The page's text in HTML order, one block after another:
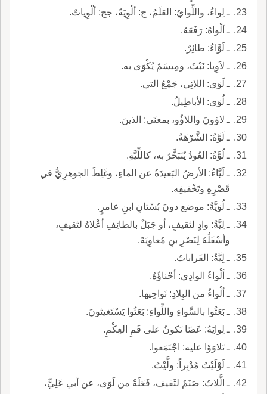
ـ لِواءُ، واللِّوايُ: العَلَمُ، ج: ألْوِيَةٌ، جج: ألْوِياتٌ.
ـ ألْواهُ: رَفَعَهُ.
ـ لَوَّاءُ: طائِرٌ.
ـ لاَوِيا: نَبْتٌ، ومِيسَمٌ يُكْوَى به.
ـ لَوَى: اللاتِي، جَمْعُ التي.
ـ لُوَى: الأباطِيلُ.
ـ لاؤونَ واللاؤُو، بمعنَى: الذينَ.
ـ لَوَّةُ: الشَّرْهَةُ.
ـ لُوَّةُ: العُودُ يُتَبَخَّرُ به، كاللِّيَّةِ.
ـ لَيَّاءُ: الأرضُ البَعيدَةُ عن الماءِ، وغَلِطَ الجوهرِيُّ في
قَصْرِهِ وتَخْفيفِه.
ـ لُوَيَّةُ: موضع دونَ بُسْتانِ ابنِ عامرٍ.
ـ لِيَّةُ: وادٍ لثقيفٍ، أو جَبَلٌ بالطائِفِ أعْلاهُ لثقيفٍ،
وأسْفَلُهُ لِنَصْرِ بنِ مُعاوِيَةَ.
ـ لِيَّةُ: القَراباتُ.
ـ ألْواءُ الوادِي: أحْناؤُهُ.
ـ ألْواءُ من البِلادِ: نَواحِيها.
ـ بَعَثُوا بالسِّواءِ واللِّواءِ: بَعَثُوا يَسْتَغيثونَ.
ـ لِوايَةُ: عَصًا تَكونُ على فَمِ العِكْمِ.
ـ تَلاوَوْا عليه: اجْتَمَعوا.
ـ لَوْلَيْتُ مُدْبِراً: ولَّيْتُ.
ـ الَّلاتُ: صَنَمٌ لثَقيف، فَعَلَةٌ من لَوَى، عن أبي عَلِيٍّ،